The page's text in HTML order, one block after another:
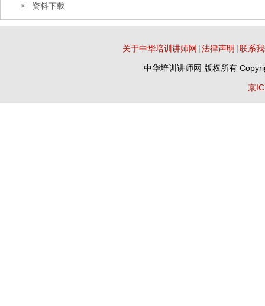
资料下载
关于中华培训讲师网 |法律声明 |联系
中华培训讲师网 版权所有
京